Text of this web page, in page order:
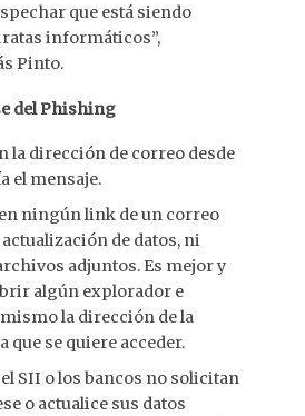
que está siendo
informáticos”,
Pinto.
del Phishing
la dirección de correo desde
el mensaje.
ningún link de un correo
de datos, ni
adjuntos. Es mejor y
algún explorador e
la dirección de la
que se quiere acceder.
SII o los bancos no solicitan
o actualice sus datos